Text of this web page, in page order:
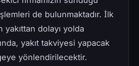
de bulunmaktadır. İlk
yakıttan dolayı yolda
yakıt takviyesi yapacak
yönlendirilecektir.